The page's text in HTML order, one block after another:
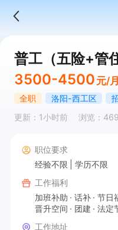
普工（五险+管
3500-4500 元/月
全职 洛阳-西工区
更新：1小时前
浏览：
职位要求
经验不限
学历不限
工作福利
加班补助
话补 节日
晋升空间
团建
法定
工作地址